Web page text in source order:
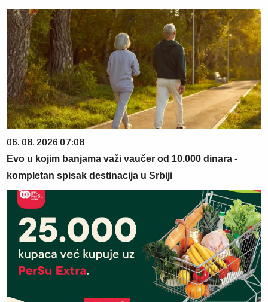
06. 08. 2026 07:08
Evo u kojim banjama važi vaučer od 10.000 dinara -
kompletan spisak destinacija u Srbiji